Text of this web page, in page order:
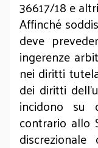
36617/18 e
Affinché
deve
ingerenze
nei diritti
dei diritti
incidono su
contrario allo
discrezionale